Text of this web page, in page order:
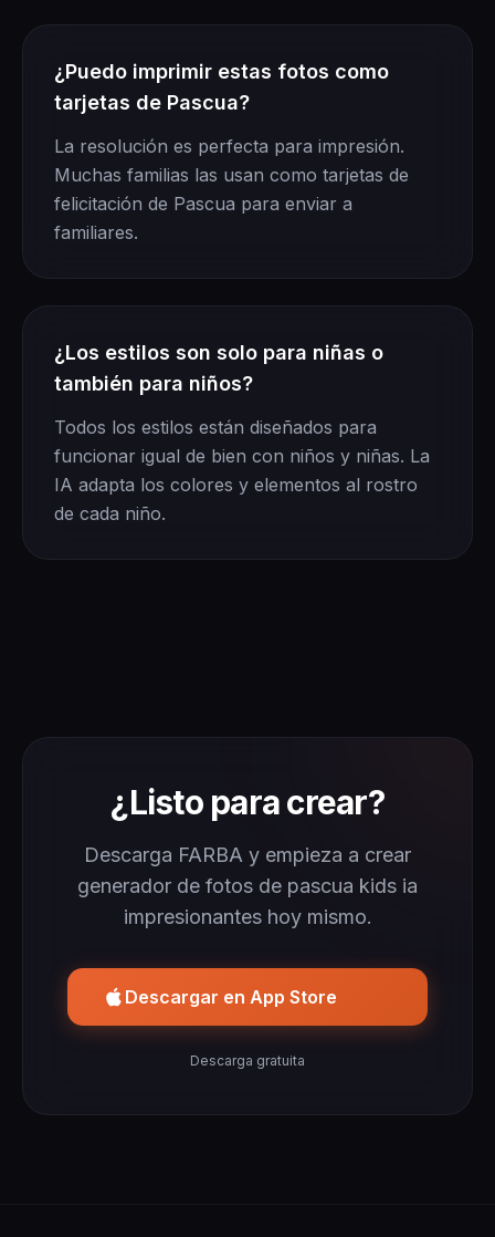
¿Puedo imprimir estas fotos como
tarjetas de Pascua?
La resolución es perfecta para impresión.
Muchas familias las usan como tarjetas de
felicitación de Pascua para enviar a
familiares.
¿Los estilos son solo para niñas o
también para niños?
Todos los estilos están diseñados para
funcionar igual de bien con niños y niñas. La
IA adapta los colores y elementos al rostro
de cada niño.
¿Listo para crear?
Descarga FARBA y empieza a crear
generador de fotos de pascua kids ia
impresionantes hoy mismo.
Descargar en App Store
Descarga gratuita